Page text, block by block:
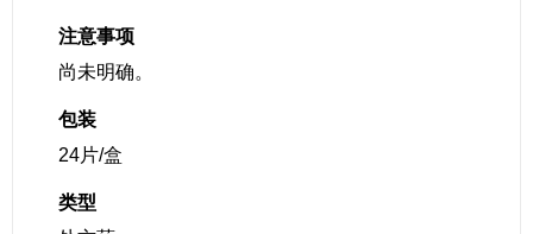
注意事项
尚未明确。
包装
24片/盒
类型